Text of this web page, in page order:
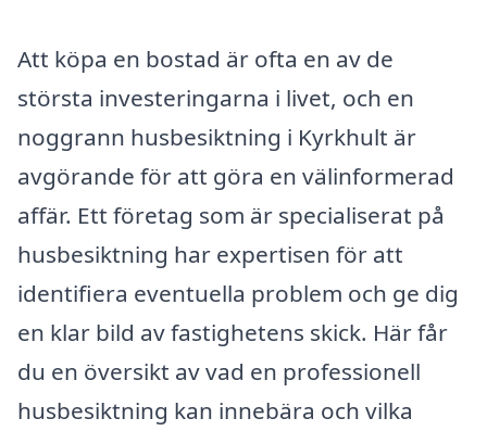
Att köpa en bostad är ofta en av de
största investeringarna i livet, och en
noggrann husbesiktning i Kyrkhult är
avgörande för att göra en välinformerad
affär. Ett företag som är specialiserat på
husbesiktning har expertisen för att
identifiera eventuella problem och ge dig
en klar bild av fastighetens skick. Här får
du en översikt av vad en professionell
husbesiktning kan innebära och vilka